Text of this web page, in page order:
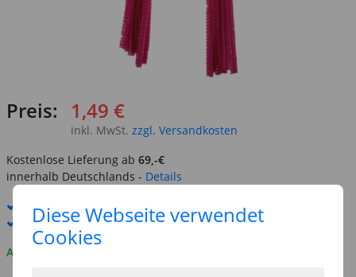
Preis: 1,49 €
inkl. MwSt. zzgl. Versandkosten
Kostenlose Lieferung ab 69,-€
innerhalb Deutschlands - Details
Standard-Lieferung
10. - 11. August
Premium-Lieferung verfügbar
Auf Lager
Diese Webseite verwendet
Cookies